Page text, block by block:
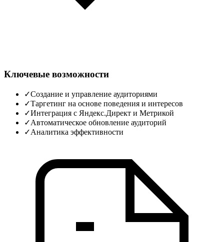
Ключевые возможности
✓Создание и управление аудиториями
✓Таргетинг на основе поведения и интересов
✓Интеграция с Яндекс.Директ и Метрикой
✓Автоматическое обновление аудиторий
✓Аналитика эффективности